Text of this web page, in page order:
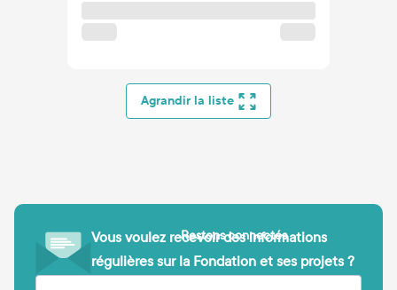
Agrandir la liste
Vous voulez recevoir des informations
régulières sur la Fondation et ses projets ?
(obligatoire)
Restons connectés